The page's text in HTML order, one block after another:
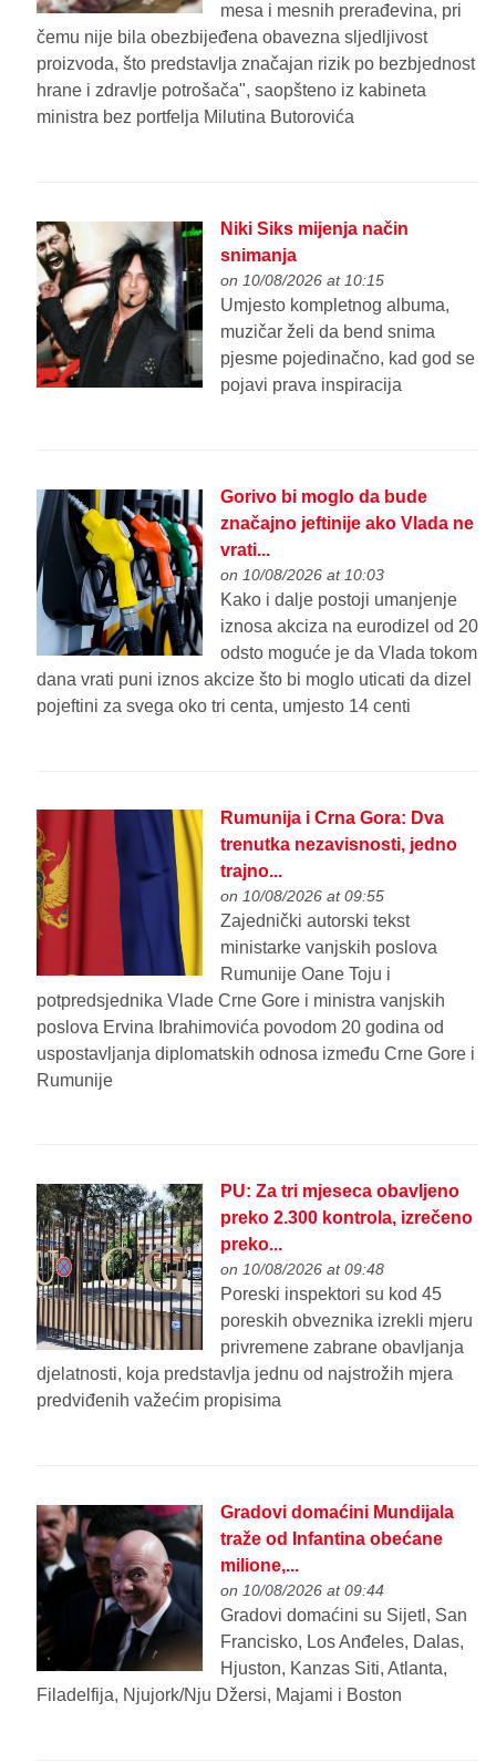
mesa i mesnih prerađevina, pri
čemu nije bila obezbijeđena obavezna sljedljivost
proizvoda, što predstavlja značajan rizik po bezbjednost
hrane i zdravlje potrošača", saopšteno iz kabineta
ministra bez portfelja Milutina Butorovića
Niki Siks mijenja način
snimanja
on 10/08/2026 at 10:15
Umjesto kompletnog albuma,
muzičar želi da bend snima
pjesme pojedinačno, kad god se
pojavi prava inspiracija
Gorivo bi moglo da bude
značajno jeftinije ako Vlada ne
vrati...
on 10/08/2026 at 10:03
Kako i dalje postoji umanjenje
iznosa akciza na eurodizel od 20
odsto moguće je da Vlada tokom
dana vrati puni iznos akcize što bi moglo uticati da dizel
pojeftini za svega oko tri centa, umjesto 14 centi
Rumunija i Crna Gora: Dva
trenutka nezavisnosti, jedno
trajno...
on 10/08/2026 at 09:55
Zajednički autorski tekst
ministarke vanjskih poslova
Rumunije Oane Toju i
potpredsjednika Vlade Crne Gore i ministra vanjskih
poslova Ervina Ibrahimovića povodom 20 godina od
uspostavljanja diplomatskih odnosa između Crne Gore i
Rumunije
PU: Za tri mjeseca obavljeno
preko 2.300 kontrola, izrečeno
preko...
on 10/08/2026 at 09:48
Poreski inspektori su kod 45
poreskih obveznika izrekli mjeru
privremene zabrane obavljanja
djelatnosti, koja predstavlja jednu od najstrožih mjera
predviđenih važećim propisima
Gradovi domaćini Mundijala
traže od Infantina obećane
milione,...
on 10/08/2026 at 09:44
Gradovi domaćini su Sijetl, San
Francisko, Los Anđeles, Dalas,
Hjuston, Kanzas Siti, Atlanta,
Filadelfija, Njujork/Nju Džersi, Majami i Boston